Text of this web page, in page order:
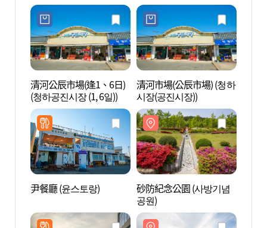
清河公辰市場(逢1、6日)
(청하공진시장 (1, 6일))
清河市場(公辰市場) (청하
시장(공진시장))
尹餐廳 (윤스토랑)
砂防紀念公園 (사방기념
공원)